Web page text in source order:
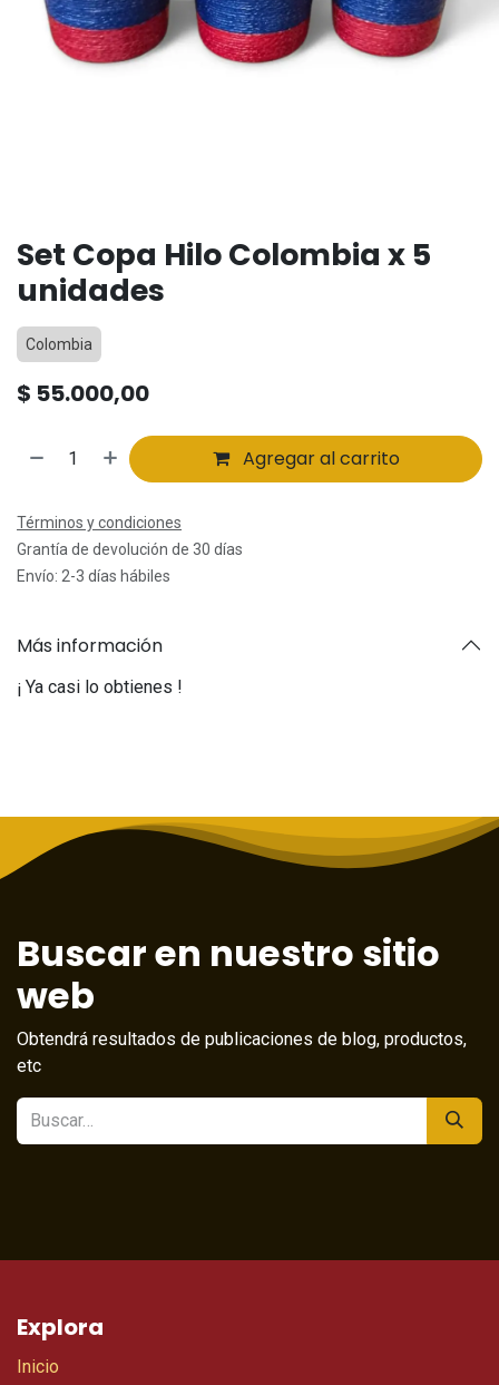
Set Copa Hilo Colombia x 5
unidades
Colombia
$ 55.000,00
Agregar al carrito
Términos y condiciones
Grantía de devolución de 30 días
Envío: 2-3 días hábiles
Más información
¡ Ya casi lo obtienes !
Buscar en nuestro sitio
web
Obtendrá resultados de publicaciones de blog, productos,
etc
Explora
Inicio